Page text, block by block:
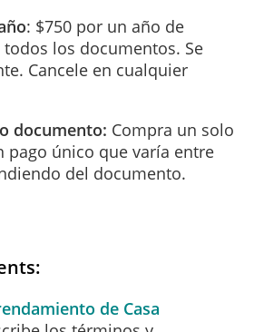
: $750 por un año de
los documentos. Se
Cancele en cualquier
documento: Compra un solo
pago único que varía entre
del documento.
de Casa